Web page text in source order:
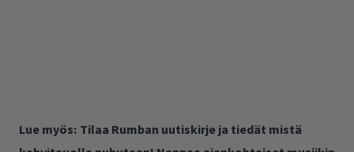
Lue myös: Tilaa Rumban uutiskirje ja tiedät mistä